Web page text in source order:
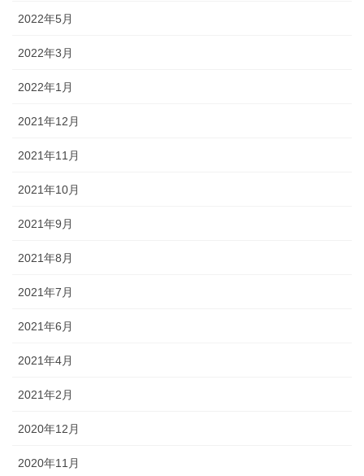
2022年5月
2022年3月
2022年1月
2021年12月
2021年11月
2021年10月
2021年9月
2021年8月
2021年7月
2021年6月
2021年4月
2021年2月
2020年12月
2020年11月